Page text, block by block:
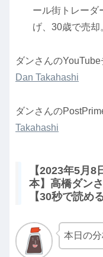
ール街トレーダ
げ、30歳で売却
ダンさんの
Dan Takahashi
ダンさんの
Takahashi
【2023年5月
本】高橋ダン
【30秒で読める
本日の